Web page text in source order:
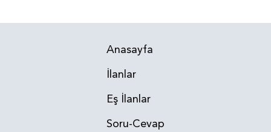
Anasayfa
İlanlar
Eş İlanlar
Soru-Cevap